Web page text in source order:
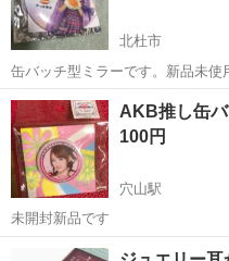
北杜市
缶バッチ型ミラーです。新品未使
山梨 北杜市 ノベルティ
AKB推し缶
100円
穴山駅
未開封新品です
北杜市 穴山駅 ノ